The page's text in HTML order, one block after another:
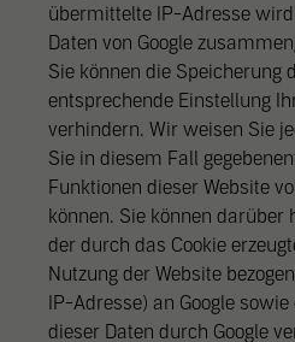
übermittelte IP-Adresse
Daten von Google
Sie können die Speicherung
entsprechende Einstellung
verhindern. Wir weisen Sie
Sie in diesem Fall
Funktionen dieser Website
können. Sie können darüber
der durch das Cookie
Nutzung der Website
IP-Adresse) an Google
dieser Daten durch Google